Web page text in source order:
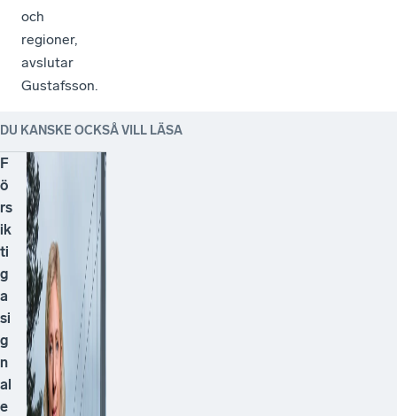
och
regioner,
avslutar
Gustafsson.
DU KANSKE OCKSÅ VILL LÄSA
F
ö
rs
ik
ti
g
a
si
g
n
al
e